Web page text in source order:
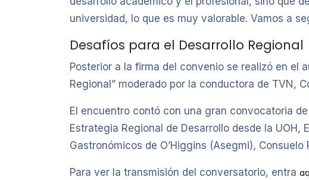
universidad, lo que es muy valorable. Vamos a
Desafíos para el Desarrollo Regional
Posterior a la firma del convenio se realizó en el
Regional” moderado por la conductora de TVN,
El encuentro contó con una gran convocatoria
Estrategia Regional de Desarrollo desde la
Gastronómicos de O’Higgins (Asegmi), Consuelo
Para ver la transmisión del conversatorio, entra